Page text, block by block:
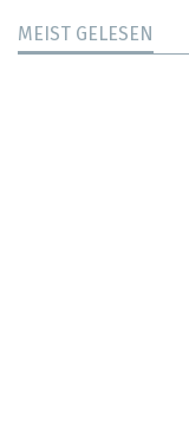
MEIST GELESEN